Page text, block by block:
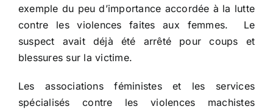
exemple du peu d’importance accordée à la lutte
contre les violences faites aux femmes. Le
suspect avait déjà été arrêté pour coups et
blessures sur la victime.
Les associations féministes et les services
spécialisés contre les violences machistes